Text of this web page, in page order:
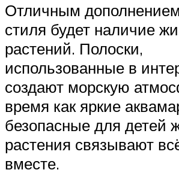
Отличным
стиля будет наличие
растений. Полоски,
использованные в
создают морскую
время как яркие
безопасные для детей
растения связывают
вместе.